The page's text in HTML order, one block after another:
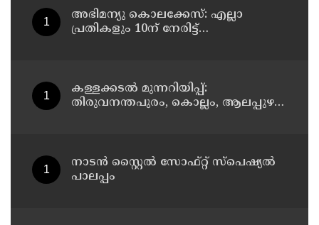
അഭിമന്യു കൊലക്കേസ്: എല്ലാ
പ്രതികളും 10ന്‌ നേരിട്ട്‌
കള്ളക്കടൽ മുന്നറിയിപ്പ്:
തിരുവനന്തപുരം, കൊല്ലം, ആലപ്പുഴ
നാടൻ സ്റ്റൈൽ സോഫ്റ്റ് സ്പെഷ്യൽ
പാലപ്പം